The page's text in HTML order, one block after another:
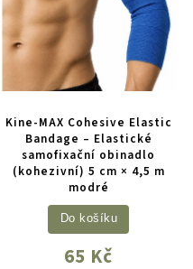
Kine-MAX Cohesive Elastic
Bandage – Elastické
samofixační obinadlo
(kohezivní) 5 cm × 4,5 m
modré
65 Kč
Do košíku